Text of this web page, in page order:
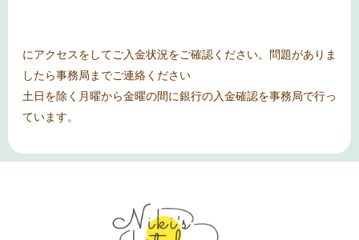
にアクセスをしてご入金状況をご確認ください。問題がありま
したら事務局までご連絡ください
土日を除く月曜から金曜の間に銀行の入金確認を事務局で行っ
ています。